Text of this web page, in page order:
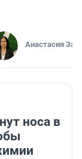
Анастасия
носа в